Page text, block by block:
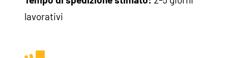
lavorativi